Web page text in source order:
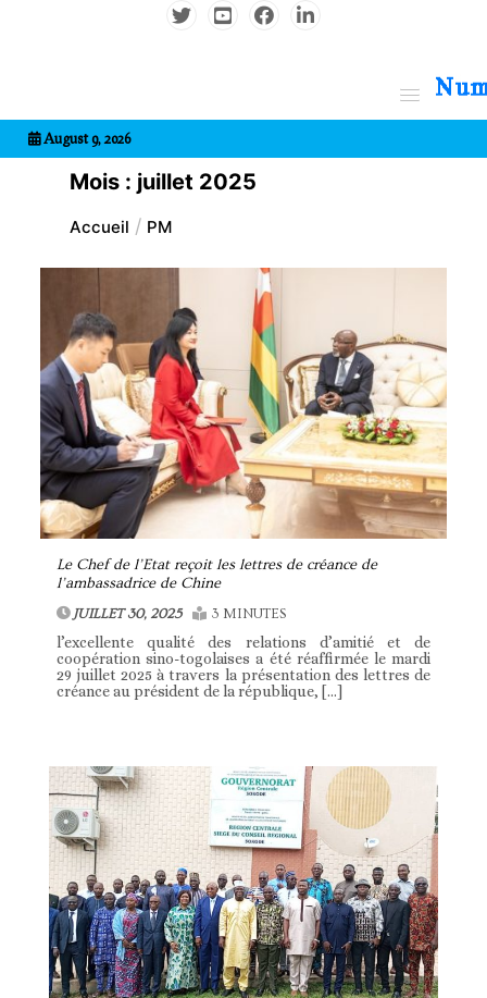
August 9, 2026
Mois : juillet 2025
Accueil PM
Le Chef de l’Etat reçoit les lettres de créance de
l’ambassadrice de Chine
JUILLET 30, 2025 3 MINUTES
l’excellente qualité des relations d’amitié et de
coopération sino-togolaises a été réaffirmée le mardi
29 juillet 2025 à travers la présentation des lettres de
créance au président de la république, […]